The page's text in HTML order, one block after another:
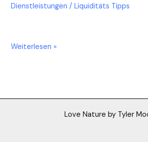
Dienstleistungen /Liquiditäts Tipps
Weiterlesen »
Love Nature by Tyler